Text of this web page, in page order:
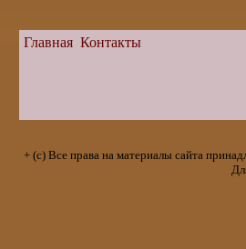
Главная Контакты
+ (с) Все права на материалы сайта